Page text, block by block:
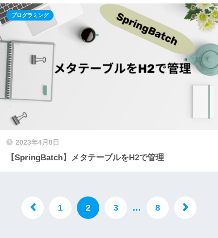
2023年4月8日
【SpringBatch】メタテーブルをH2で管理
プログラミング
1 2 3 … 8